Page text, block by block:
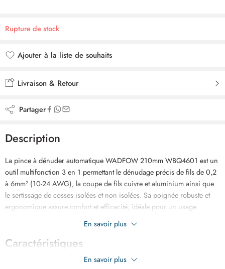
Rupture de stock
Ajouter à la liste de souhaits
Livraison & Retour
Partager
Description
La pince à dénuder automatique WADFOW 210mm WBQ4601 est un
outil multifonction 3 en 1 permettant le dénudage précis de fils de 0,2
à 6mm² (10-24 AWG), la coupe de fils cuivre et aluminium ainsi que
le sertissage de cosses isolées et non isolées. Sa poignée robuste et
ergonomique assure confort et efficacité, idéale pour un usage
professionnel et domestique.
En savoir plus
Caractéristiques
En savoir plus